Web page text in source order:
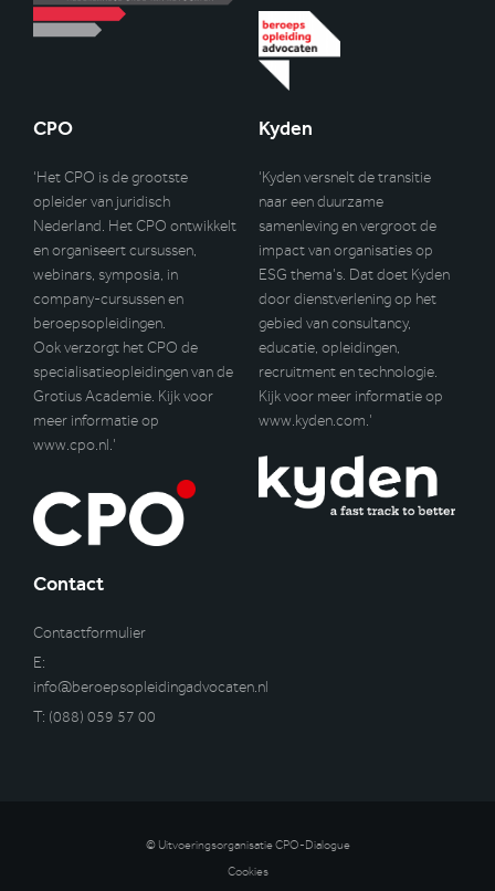
CPO
‘Het CPO is de grootste
opleider van juridisch
Nederland. Het CPO ontwikkelt
en organiseert cursussen,
webinars, symposia, in
company-cursussen en
beroepsopleidingen.
Ook verzorgt het CPO de
specialisatieopleidingen van de
Grotius Academie. Kijk voor
meer informatie op
www.cpo.nl.’
Kyden
‘Kyden versnelt de transitie
naar een duurzame
samenleving en vergroot de
impact van organisaties op
ESG thema’s. Dat doet Kyden
door dienstverlening op het
gebied van consultancy,
educatie, opleidingen,
recruitment en technologie.
Kijk voor meer informatie op
www.kyden.com.’
Contact
Contactformulier
E:
info@beroepsopleidingadvocaten.nl
T: (088) 059 57 00
© Uitvoeringsorganisatie CPO-Dialogue
Cookies